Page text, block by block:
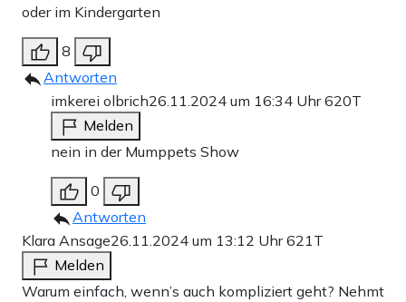
oder im Kindergarten
8
Antworten
imkerei olbrich26.11.2024 um 16:34 Uhr620T
Melden
nein in der Mumppets Show
0
Antworten
Klara Ansage26.11.2024 um 13:12 Uhr621T
Melden
Warum einfach, wenn’s auch kompliziert geht? Nehmt